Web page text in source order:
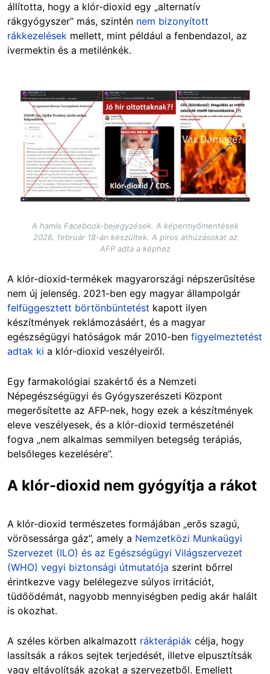
állította, hogy a klór‑dioxid egy „alternatív
rákgyógyszer” más, szintén nem bizonyított
rákkezelések mellett, mint például a fenbendazol, az
ivermektin és a metilénkék.
Image
A hamis Facebook-bejegyzések. A képermyőmentések
2026. február 18-án készültek. A piros áthúzásokat az
AFP adta a képhez
A klór‑dioxid‑termékek magyarországi népszerűsítése
nem új jelenség. 2021-ben egy magyar állampolgár
felfüggesztett börtönbüntetést kapott ilyen
készítmények reklámozásáért, és a magyar
egészségügyi hatóságok már 2010-ben figyelmeztetést
adtak ki a klór‑dioxid veszélyeiről.
Egy farmakológiai szakértő és a Nemzeti
Népegészségügyi és Gyógyszerészeti Központ
megerősítette az AFP-nek, hogy ezek a készítmények
eleve veszélyesek, és a klór‑dioxid természeténél
fogva „nem alkalmas semmilyen betegség terápiás,
belsőleges kezelésére”.
A klór-dioxid nem gyógyítja a rákot
A klór‑dioxid természetes formájában „erős szagú,
vörösessárga gáz”, amely a Nemzetközi Munkaügyi
Szervezet (ILO) és az Egészségügyi Világszervezet
(WHO) vegyi biztonsági útmutatója szerint bőrrel
érintkezve vagy belélegezve súlyos irritációt,
tüdőödémát, nagyobb mennyiségben pedig akár halált
is okozhat.
A széles körben alkalmazott rákterápiák célja, hogy
lassítsák a rákos sejtek terjedését, illetve elpusztítsák
vagy eltávolítsák azokat a szervezetből. Emellett